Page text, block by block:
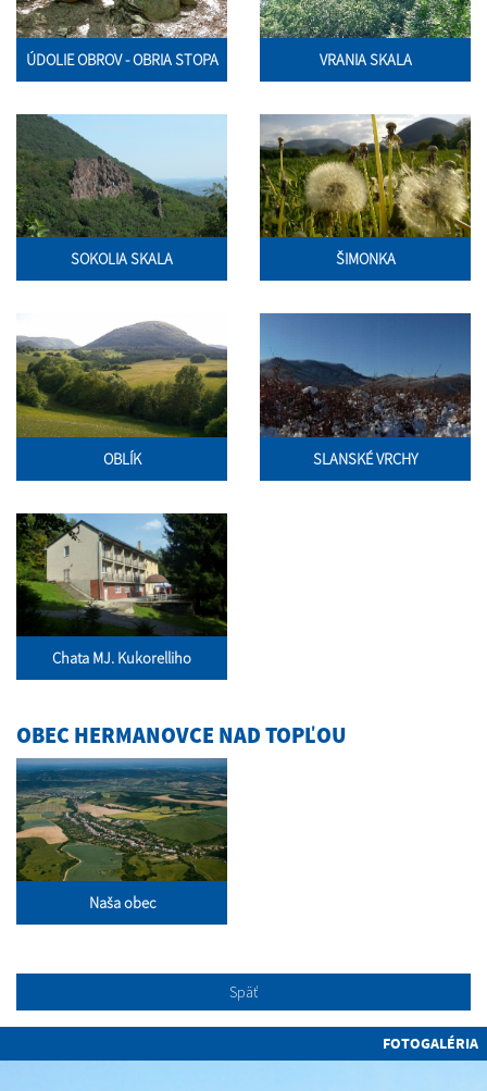
ÚDOLIE OBROV - OBRIA STOPA VRANIA SKALA
SOKOLIA SKALA ŠIMONKA
OBLÍK SLANSKÉ VRCHY
Chata MJ. Kukorelliho
OBEC HERMANOVCE NAD TOPĽOU
Naša obec
Späť
FOTOGALÉRIA